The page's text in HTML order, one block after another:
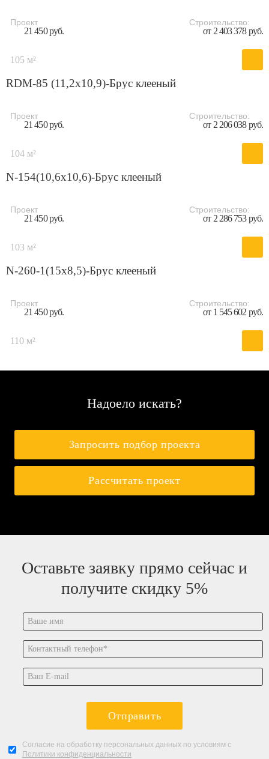
Проект
21 450 руб.
Строительство:
от 2 403 378 руб.
105 м²
RDM-85 (11,2x10,9)-Брус клееный
Проект
21 450 руб.
Строительство:
от 2 206 038 руб.
104 м²
N-154(10,6x10,6)-Брус клееный
Проект
21 450 руб.
Строительство:
от 2 286 753 руб.
103 м²
N-260-1(15x8,5)-Брус клееный
Проект
21 450 руб.
Строительство:
от 1 545 602 руб.
110 м²
Надоело искать?
Запросить подбор проекта
Рассчитать проект
Оставьте заявку прямо сейчас и
получите скидку 5%
Отправить
Согласие на обработку персональных данных по условиям с
Политики конфиденциальности